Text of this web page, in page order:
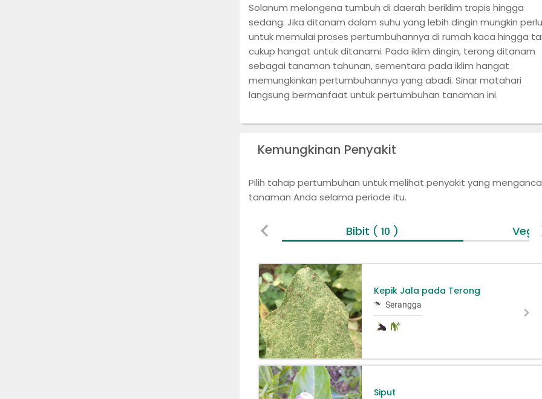
Solanum melongena tumbuh di daerah beriklim tropis hingga
sedang. Jika ditanam dalam suhu yang lebih dingin mungkin perlu
untuk memulai proses pertumbuhannya di rumah kaca hingga
cukup hangat untuk ditanami. Pada iklim dingin, terong ditanam
sebagai tanaman tahunan, sementara pada iklim hangat
memungkinkan pertumbuhannya yang abadi. Sinar matahari
langsung bermanfaat untuk pertumbuhan tanaman ini.
Kemungkinan Penyakit
Pilih tahap pertumbuhan untuk melihat penyakit yang
tanaman Anda selama periode itu.
Bibit ( 10 )
Kepik Jala pada Terong
Serangga
Siput